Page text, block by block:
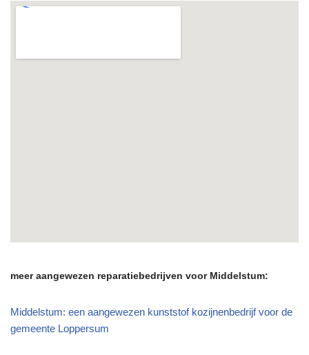
meer aangewezen reparatiebedrijven voor Middelstum:
Middelstum: een aangewezen kunststof kozijnenbedrijf voor de
gemeente Loppersum